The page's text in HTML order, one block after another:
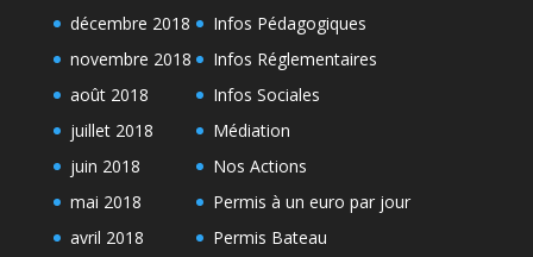
décembre 2018
novembre 2018
août 2018
juillet 2018
juin 2018
mai 2018
avril 2018
Infos Pédagogiques
Infos Réglementaires
Infos Sociales
Médiation
Nos Actions
Permis à un euro par jour
Permis Bateau